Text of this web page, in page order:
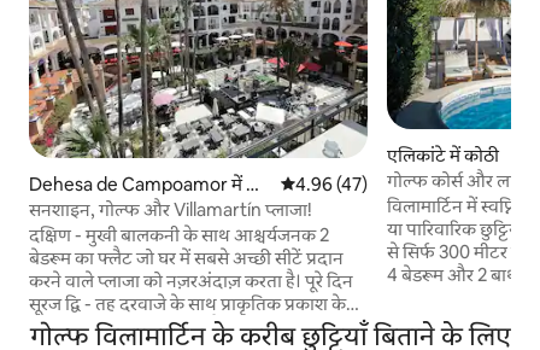
Dehesa de Campoamor में अ
पार्टमेंट
औसत रेटिंग 5 में से 4.96, 47 समीक्षाएँ
4.96 (47)
सनशाइन, गोल्फ और Villamartín प्लाजा!
दक्षिण - मुखी बालकनी के साथ आश्चर्यजनक 2
बेडरूम का फ्लैट जो घर में सबसे अच्छी सीटें प्रदान
करने वाले प्लाजा को नज़रअंदाज़ करता है। पूरे दिन
सूरज द्वि - तह दरवाजे के साथ प्राकृतिक प्रकाश के
साथ अपार्टमेंट में बाढ़ आती है जो प्रचुर वेंटिलेशन
एलिकांटे में कोठी
गोल्फ कोर्स और ला
पूल वाला विला
विलामार्टिन में
या पारिवारिक
से सिर्फ 300 मीटर दूर। शांत सड़क पर स्वतंत्र विला।
4 बेडरूम और 2 बाथरूम
हैं। अपने निजी पूल और हरे-भरे बगीचे का आनंद लें–
साथ ही रेस्टोरेंट, बार
गोल्फ विलामार्टिन के करीब छुट्टियाँ बिताने के लिए